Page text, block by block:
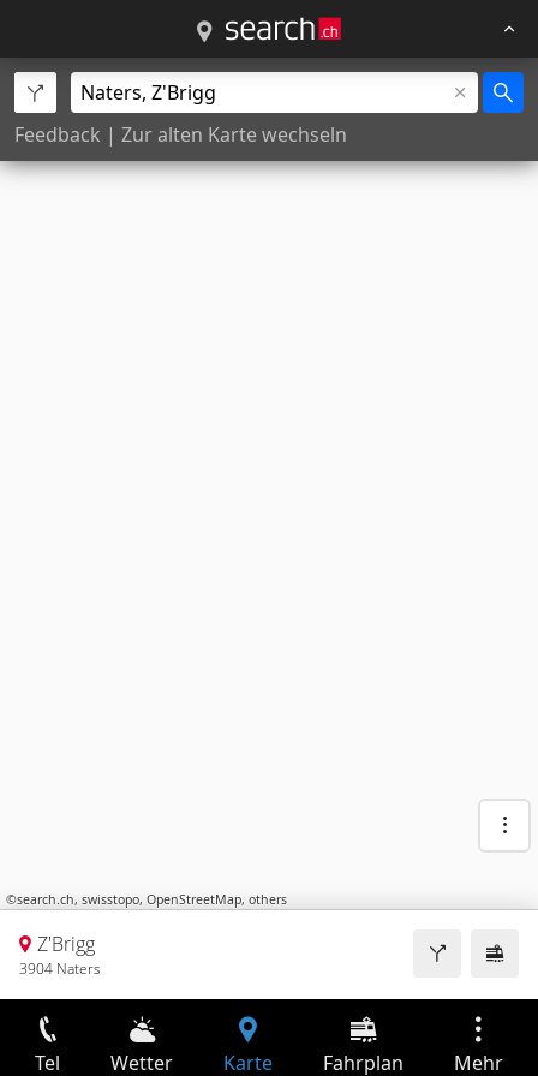
Feedback | Zur alten Karte wechseln
©search.ch, swisstopo, OpenStreetMap, others
Z'Brigg
3904 Naters
Tel Wetter Karte Fahrplan Mehr